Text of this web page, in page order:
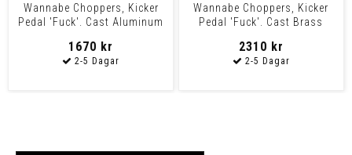
Wannabe Choppers, Kicker
Pedal 'Fuck'. Cast Aluminum
1670 kr
Wannabe Choppers, Kicker
Pedal 'Fuck'. Cast Brass
2310 kr